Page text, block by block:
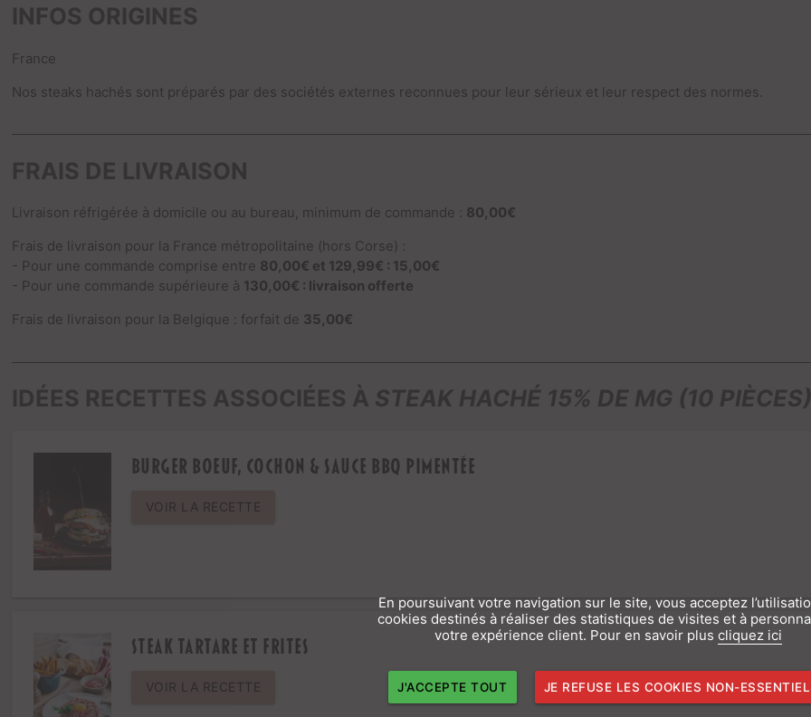
INFOS ORIGINES
France
Nos steaks hachés sont préparés par des sociétés externes reconnues pour leur sérieux et leur respect des normes.
FRAIS DE LIVRAISON
Livraison réfrigérée à domicile ou au bureau, minimum de commande : 80,00€
Frais de livraison pour la France métropolitaine (hors Corse) :
- Pour une commande comprise entre 80,00€ et 129,99€ : 15,00€
- Pour une commande supérieure à 130,00€ : livraison offerte
Frais de livraison pour la Belgique : forfait de 35,00€
IDÉES RECETTES ASSOCIÉES À STEAK HACHÉ 15% DE MG (10
Burger boeuf, cochon & sauce BBQ pimentée
VOIR LA RECETTE
Steak tartare et frites
VOIR LA RECETTE
En poursuivant votre navigation sur le site, vous acceptez
cookies destinés à réaliser des statistiques de visites et à
votre expérience client. Pour en savoir plus cliquez ici
J'ACCEPTE TOUT JE REFUSE LES COOKIES NON-